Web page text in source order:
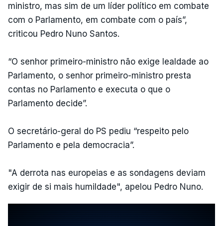
ministro, mas sim de um líder político em combate
com o Parlamento, em combate com o país”,
criticou Pedro Nuno Santos.
“O senhor primeiro-ministro não exige lealdade ao
Parlamento, o senhor primeiro-ministro presta
contas no Parlamento e executa o que o
Parlamento decide”.
O secretário-geral do PS pediu “respeito pelo
Parlamento e pela democracia”.
"A derrota nas europeias e as sondagens deviam
exigir de si mais humildade", apelou Pedro Nuno.